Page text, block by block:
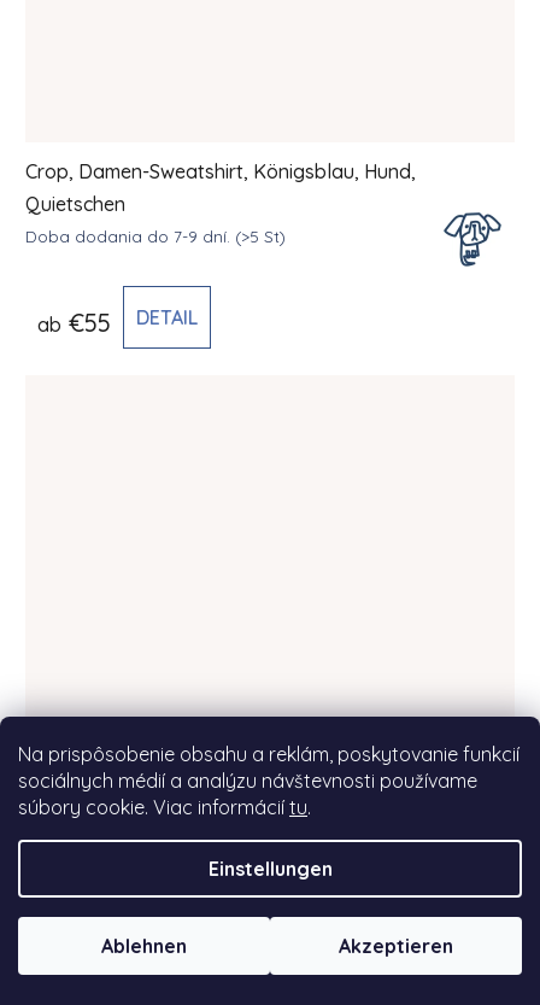
Na prispôsobenie obsahu a reklám, poskytovanie funkcií
sociálnych médií a analýzu návštevnosti používame
súbory cookie. Viac informácií tu.
Einstellungen
Ablehnen Akzeptieren
Crop, Damen-Sweatshirt, Königsblau, Hund,
Quietschen
Doba dodania do 7-9 dní. (>5 St)
ab €55 DETAIL
Crop, Damen-Sweatshirt, Königsblau, Hund,